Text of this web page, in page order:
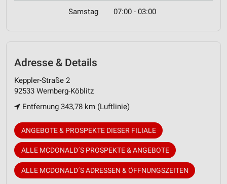
Samstag 07:00 - 03:00
Adresse & Details
Keppler-Straße 2
92533 Wernberg-Köblitz
Entfernung 343,78 km (Luftlinie)
ANGEBOTE & PROSPEKTE DIESER FILIALE
ALLE MCDONALD´S PROSPEKTE & ANGEBOTE
ALLE MCDONALD´S ADRESSEN & ÖFFNUNGSZEITEN